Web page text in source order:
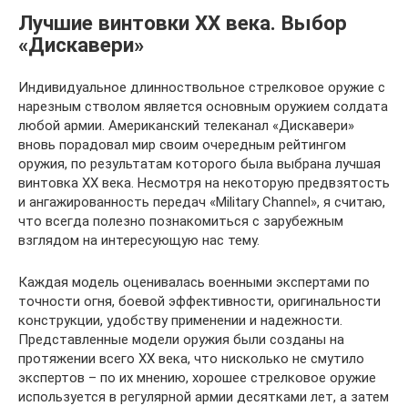
Лучшие винтовки ХХ века. Выбор
«Дискавери»
Индивидуальное длинноствольное стрелковое оружие с
нарезным стволом является основным оружием солдата
любой армии. Американский телеканал «Дискавери»
вновь порадовал мир своим очередным рейтингом
оружия, по результатам которого была выбрана лучшая
винтовка ХХ века. Несмотря на некоторую предвзятость
и ангажированность передач «Military Channel», я считаю,
что всегда полезно познакомиться с зарубежным
взглядом на интересующую нас тему.
Каждая модель оценивалась военными экспертами по
точности огня, боевой эффективности, оригинальности
конструкции, удобству применении и надежности.
Представленные модели оружия были созданы на
протяжении всего ХХ века, что нисколько не смутило
экспертов – по их мнению, хорошее стрелковое оружие
используется в регулярной армии десятками лет, а затем